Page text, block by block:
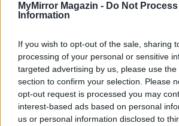
MyMirror Magazin - Do Not
Information
If you wish to opt-out of the sale, sharing
processing of your personal or sensitive
targeted advertising by us, please use
section to confirm your selection. Please
opt-out request is processed you may
interest-based ads based on personal
us or personal information disclosed to
A kislány, akit nem
Lyhanna története
T. Barnett: Gyilkosság
rész